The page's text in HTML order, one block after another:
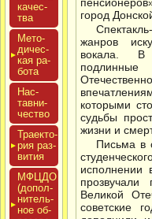
ка­чес­
тва
Мето­
дичес­
кая ра­
бота
Нас­
тавни­
чес­тво
Тра­ек­то­
рия раз­
ви­тия
МФЦДО
(до­пол­
ни­тель­
ное об­
город
жанров
вокала. В
которыми
судьбы
жизни и
Письма в
исполнении
Великой
советские